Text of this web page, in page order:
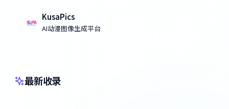
KusaPics
AI动漫图像生成平台
最新收录